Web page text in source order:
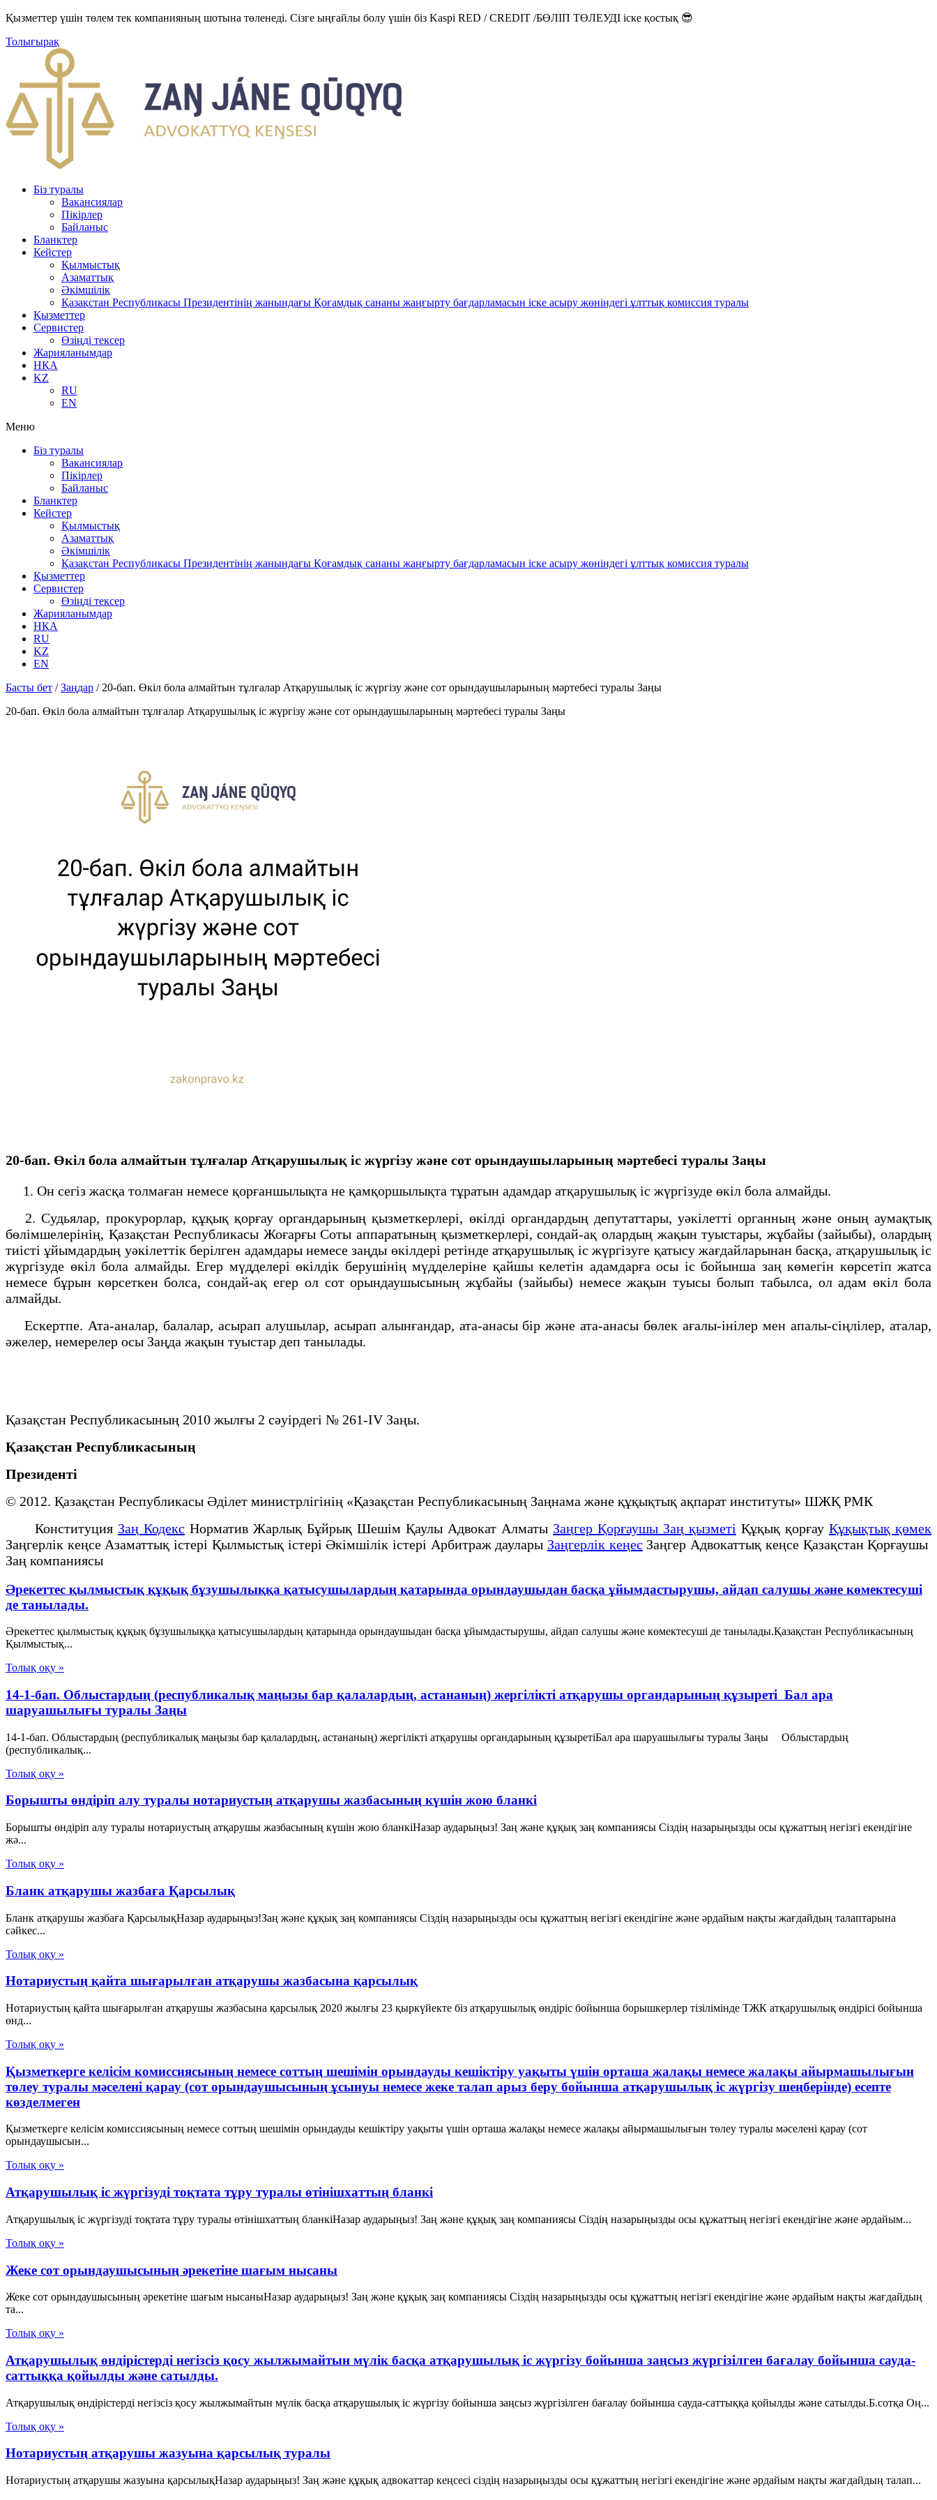
Қызметтер үшін төлем тек компанияның шотына төленеді. Сізге ыңғайлы болу үшін біз Kaspi RED / CREDIT /БӨЛІП ТӨЛЕУДІ іске қостық 😎
Толығырақ
Біз туралы
Вакансиялар
Пікірлер
Байланыс
Бланктер
Кейстер
Қылмыстық
Азаматтық
Әкімшілік
Қазақстан Республикасы Президентінің жанындағы Қоғамдық сананы жаңғырту бағдарламасын іске асыру жөніндегі ұлттық комиссия туралы
Қызметтер
Сервистер
Өзіңді тексер
Жарияланымдар
НҚА
KZ
RU
EN
Меню
Біз туралы
Вакансиялар
Пікірлер
Байланыс
Бланктер
Кейстер
Қылмыстық
Азаматтық
Әкімшілік
Қазақстан Республикасы Президентінің жанындағы Қоғамдық сананы жаңғырту бағдарламасын іске асыру жөніндегі ұлттық комиссия туралы
Қызметтер
Сервистер
Өзіңді тексер
Жарияланымдар
НҚА
RU
KZ
EN
Басты бет /Заңдар / 20-бап. Өкiл бола алмайтын тұлғалар Атқарушылық iс жүргiзу және сот орындаушыларының мәртебесi туралы Заңы
20-бап. Өкiл бола алмайтын тұлғалар Атқарушылық iс жүргiзу және сот орындаушыларының мәртебесi туралы Заңы
20-бап. Өкiл бола алмайтын тұлғалар Атқарушылық iс жүргiзу және сот орындаушыларының мәртебесi туралы Заңы
1. Он сегiз жасқа толмаған немесе қорғаншылықта не қамқоршылықта тұратын адамдар атқарушылық iс жүргiзуде өкiл бола алмайды.
2. Судьялар, прокурорлар, құқық қорғау органдарының қызметкерлері, өкілді органдардың депутаттары, уәкілетті органның және оның аумақтық
бөлімшелерінің, Қазақстан Республикасы Жоғарғы Соты аппаратының қызметкерлері, сондай-ақ олардың жақын туыстары, жұбайы (зайыбы), олардың
тиісті ұйымдардың уәкілеттік берілген адамдары немесе заңды өкілдері ретінде атқарушылық іс жүргізуге қатысу жағдайларынан басқа, атқарушылық іс
жүргізуде өкіл бола алмайды. Егер мүдделері өкілдік берушінің мүдделеріне қайшы келетін адамдарға осы іс бойынша заң көмегін көрсетіп жатса
немесе бұрын көрсеткен болса, сондай-ақ егер ол сот орындаушысының жұбайы (зайыбы) немесе жақын туысы болып табылса, ол адам өкіл бола
алмайды.
Ескертпе. Ата-аналар, балалар, асырап алушылар, асырап алынғандар, ата-анасы бір және ата-анасы бөлек ағалы-інілер мен апалы-сіңлілер, аталар,
әжелер, немерелер осы Заңда жақын туыстар деп танылады.
Қазақстан Республикасының 2010 жылғы 2 сәуірдегі № 261-IV Заңы.
Қазақстан Республикасының
Президенті
© 2012. Қазақстан Республикасы Әділет министрлігінің «Қазақстан Республикасының Заңнама және құқықтық ақпарат институты» ШЖҚ РМК
Конституция Заң Кодекс Норматив Жарлық Бұйрық Шешім Қаулы Адвокат Алматы Заңгер Қорғаушы Заң қызметі Құқық қорғау Құқықтық қөмек
Заңгерлік кеңсе Азаматтық істері Қылмыстық істері Әкімшілік істері Арбитраж даулары Заңгерлік кеңес Заңгер Адвокаттық кеңсе Қазақстан Қорғаушы
Заң компаниясы
Әрекеттес қылмыстық құқық бұзушылыққа қатысушылардың қатарында орындаушыдан басқа ұйымдастырушы, айдап салушы және көмектесуші
де танылады.
Әрекеттес қылмыстық құқық бұзушылыққа қатысушылардың қатарында орындаушыдан басқа ұйымдастырушы, айдап салушы және көмектесуші де танылады.Қазақстан Республикасының
Қылмыстық...
Толық оқу »
14-1-бап. Облыстардың (республикалық маңызы бар қалалардың, астананың) жергілікті атқарушы органдарының құзыреті Бал ара
шаруашылығы туралы Заңы
14-1-бап. Облыстардың (республикалық маңызы бар қалалардың, астананың) жергілікті атқарушы органдарының құзыретіБал ара шаруашылығы туралы Заңы Облыстардың
(республикалық...
Толық оқу »
Борышты өндіріп алу туралы нотариустың атқарушы жазбасының күшін жою бланкі
Борышты өндіріп алу туралы нотариустың атқарушы жазбасының күшін жою бланкіНазар аударыңыз! Заң және құқық заң компаниясы Сіздің назарыңызды осы құжаттың негізгі екендігіне
жә...
Толық оқу »
Бланк атқарушы жазбаға Қарсылық
Бланк атқарушы жазбаға ҚарсылықНазар аударыңыз!Заң және құқық заң компаниясы Сіздің назарыңызды осы құжаттың негізгі екендігіне және әрдайым нақты жағдайдың талаптарына
сәйкес...
Толық оқу »
Нотариустың қайта шығарылған атқарушы жазбасына қарсылық
Нотариустың қайта шығарылған атқарушы жазбасына қарсылық 2020 жылғы 23 қыркүйекте біз атқарушылық өндіріс бойынша борышкерлер тізілімінде ТЖК атқарушылық өндірісі бойынша
өнд...
Толық оқу »
Қызметкерге келісім комиссиясының немесе соттың шешімін орындауды кешіктіру уақыты үшін орташа жалақы немесе жалақы айырмашылығын
төлеу туралы мәселені қарау (сот орындаушысының ұсынуы немесе жеке талап арыз беру бойынша атқарушылық іс жүргізу шеңберінде) есепте
көзделмеген
Қызметкерге келісім комиссиясының немесе соттың шешімін орындауды кешіктіру уақыты үшін орташа жалақы немесе жалақы айырмашылығын төлеу туралы мәселені қарау (сот
орындаушысын...
Толық оқу »
Атқарушылық іс жүргізуді тоқтата тұру туралы өтінішхаттың бланкі
Атқарушылық іс жүргізуді тоқтата тұру туралы өтінішхаттың бланкіНазар аударыңыз! Заң және құқық заң компаниясы Сіздің назарыңызды осы құжаттың негізгі екендігіне және әрдайым...
Толық оқу »
Жеке сот орындаушысының әрекетіне шағым нысаны
Жеке сот орындаушысының әрекетіне шағым нысаныНазар аударыңыз! Заң және құқық заң компаниясы Сіздің назарыңызды осы құжаттың негізгі екендігіне және әрдайым нақты жағдайдың
та...
Толық оқу »
Атқарушылық өндірістерді негізсіз қосу жылжымайтын мүлік басқа атқарушылық іс жүргізу бойынша заңсыз жүргізілген бағалау бойынша сауда-
саттыққа қойылды және сатылды.
Атқарушылық өндірістерді негізсіз қосу жылжымайтын мүлік басқа атқарушылық іс жүргізу бойынша заңсыз жүргізілген бағалау бойынша сауда-саттыққа қойылды және сатылды.Б.сотқа Оң...
Толық оқу »
Нотариустың атқарушы жазуына қарсылық туралы
Нотариустың атқарушы жазуына қарсылықНазар аударыңыз! Заң және құқық адвокаттар кеңсесі сіздің назарыңызды осы құжаттың негізгі екендігіне және әрдайым нақты жағдайдың талап...